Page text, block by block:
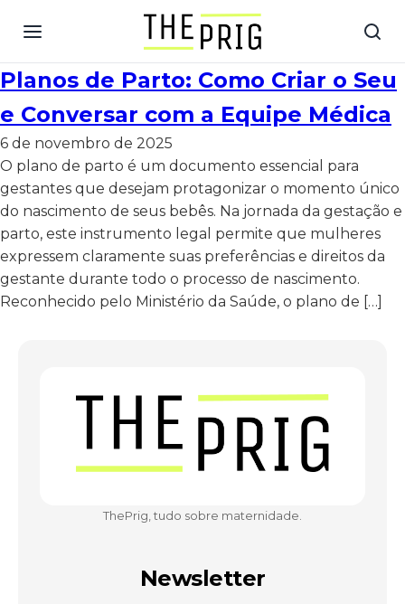
Planos de Parto: Como Criar o Seu
e Conversar com a Equipe Médica
6 de novembro de 2025
O plano de parto é um documento essencial para
gestantes que desejam protagonizar o momento único
do nascimento de seus bebês. Na jornada da gestação e
parto, este instrumento legal permite que mulheres
expressem claramente suas preferências e direitos da
gestante durante todo o processo de nascimento.
Reconhecido pelo Ministério da Saúde, o plano de […]
ThePrig, tudo sobre maternidade.
Newsletter